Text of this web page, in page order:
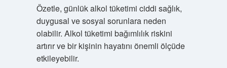
Özetle, günlük alkol tüketimi ciddi sağlık,
duygusal ve sosyal sorunlara neden
olabilir. Alkol tüketimi bağımlılık riskini
artırır ve bir kişinin hayatını önemli ölçüde
etkileyebilir.